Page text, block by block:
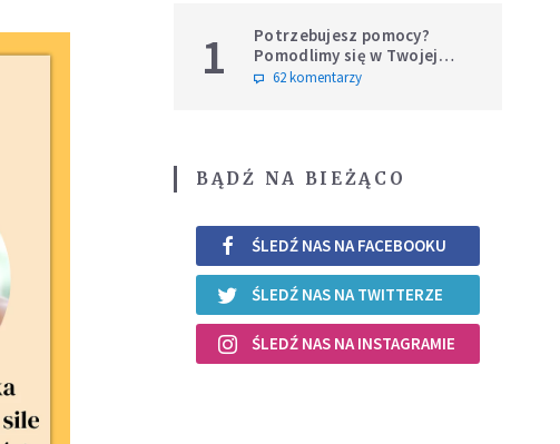
1
Potrzebujesz pomocy?
Pomodlimy się w Twojej
intencji
62 komentarzy
BĄDŹ NA BIEŻĄCO
ŚLEDŹ NAS NA FACEBOOKU
ŚLEDŹ NAS NA TWITTERZE
ŚLEDŹ NAS NA INSTAGRAMIE